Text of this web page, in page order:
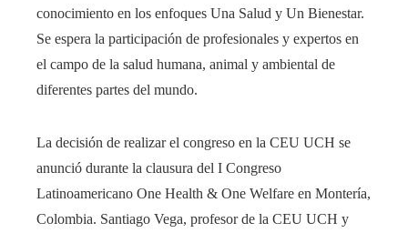
conocimiento en los enfoques Una Salud y Un Bienestar.
Se espera la participación de profesionales y expertos en
el campo de la salud humana, animal y ambiental de
diferentes partes del mundo.
La decisión de realizar el congreso en la CEU UCH se
anunció durante la clausura del I Congreso
Latinoamericano One Health & One Welfare en Montería,
Colombia. Santiago Vega, profesor de la CEU UCH y